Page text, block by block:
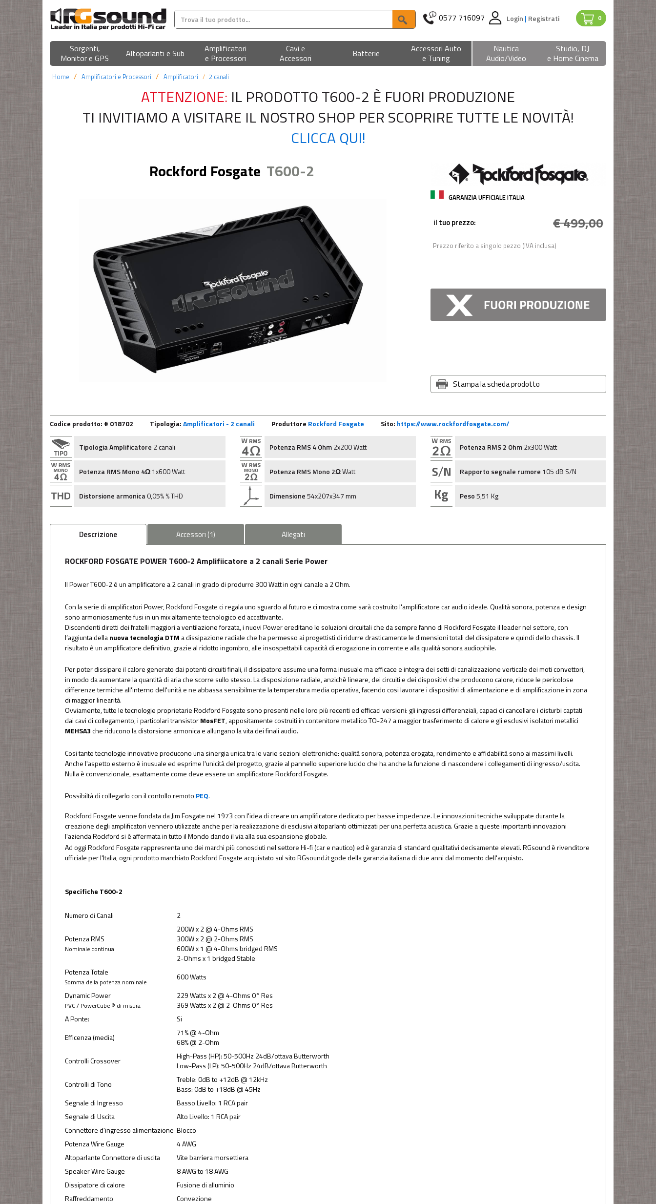
0
0577 716097 Login | Registrati
Sorgenti,
Monitor e GPS
Altoparlanti e Sub
Amplificatori
e Processori
Cavi e
Accessori
Batterie
Accessori Auto
e Tuning
Nautica
Audio/Video
Studio, DJ
e Home Cinema
Home Amplificatori e Processori Amplificatori 2 canali
ATTENZIONE: IL PRODOTTO T600-2 È FUORI PRODUZIONE
TI INVITIAMO A VISITARE IL NOSTRO SHOP PER SCOPRIRE TUTTE LE NOVITÀ!
CLICCA QUI!
Rockford Fosgate T600-2
GARANZIA UFFICIALE ITALIA
€ 499,00
il tuo prezzo:
Prezzo riferito a singolo pezzo (IVA inclusa)
Stampa la scheda prodotto
Codice prodotto: # 018702 Tipologia:Amplificatori - 2 canali Produttore Rockford Fosgate Sito: https://www.rockfordfosgate.com/
Tipologia Amplificatore 2 canali Potenza RMS 4 Ohm2x200 Watt Potenza RMS 2 Ohm2x300 Watt
Potenza RMS Mono 4Ω1x600 Watt Potenza RMS Mono 2ΩWatt Rapporto segnale rumore 105 dB S/N
Distorsione armonica0,05% % THD Dimensione54x207x347 mm Peso5,51 Kg
Descrizione Accessori (1) Allegati
ROCKFORD FOSGATE POWER T600-2 Amplifiicatore a 2 canali Serie Power
Il Power T600-2 è un amplificatore a 2 canali in grado di produrre 300 Watt in ogni canale a 2 Ohm.
Con la serie di amplificatori Power, Rockford Fosgate ci regala uno sguardo al futuro e ci mostra come sarà costruito l'amplificatore car audio ideale. Qualità sonora, potenza e design
sono armoniosamente fusi in un mix altamente tecnologico ed accattivante.
Discendenti diretti dei fratelli maggiori a ventilazione forzata, i nuovi Power ereditano le soluzioni circuitali che da sempre fanno di Rockford Fosgate il leader nel settore, con
l’aggiunta dellanuova tecnologia DTM a dissipazione radiale che ha permesso ai progettisti di ridurre drasticamente le dimensioni totali del dissipatore e quindi dello chassis. Il
risultato è un amplificatore definitivo, grazie al ridotto ingombro, alle insospettabili capacità di erogazione in corrente e alla qualità sonora audiophile.
Per poter dissipare il calore generato dai potenti circuiti finali, il dissipatore assume una forma inusuale ma efficace e integra dei setti di canalizzazione verticale dei moti convettori,
in modo da aumentare la quantità di aria che scorre sullo stesso. La disposizione radiale, anzichè lineare, dei circuiti e dei dispositivi che producono calore, riduce le pericolose
differenze termiche all'interno dell'unità e ne abbassa sensibilmente la temperatura media operativa, facendo cosi lavorare i dispositivi di alimentazione e di amplificazione in zona
di maggior linearità.
Ovviamente, tutte le tecnologie proprietarie Rockford Fosgate sono presenti nelle loro più recenti ed efficaci versioni: gli ingressi differenziali, capaci di cancellare i disturbi captati
dai cavi di collegamento, i particolari transistorMosFET, appositamente costruiti in contenitore metallico TO-247 a maggior trasferimento di calore e gli esclusivi isolatori metallici
MEHSA3che riducono la distorsione armonica e allungano la vita dei finali audio.
Cosi tante tecnologie innovative producono una sinergia unica tra le varie sezioni elettroniche: qualità sonora, potenza erogata, rendimento e affidabilità sono ai massimi livelli.
Anche l'aspetto esterno è inusuale ed esprime l'unicità del progetto, grazie al pannello superiore lucido che ha anche la funzione di nascondere i collegamenti di ingresso/uscita.
Nulla è convenzionale, esattamente come deve essere un amplificatore Rockford Fosgate.
Possibiltà di collegarlo con il contollo remoto PEQ.
Rockford Fosgate venne fondata da Jim Fosgate nel 1973 con l'idea di creare un amplificatore dedicato per basse impedenze. Le innovazioni tecniche sviluppate durante la
creazione degli amplificatori vennero utilizzate anche per la realizzazione di esclusivi altoparlanti ottimizzati per una perfetta acustica. Grazie a queste importanti innovazioni
l'azienda Rockford si è affermata in tutto il Mondo dando il via alla sua espansione globale.
Ad oggi Rockford Fosgate rappresrenta uno dei marchi più conosciuti nel settore Hi-fi (car e nautico) ed è garanzia di standard qualitativi decisamente elevati. RGsound è rivenditore
ufficiale per l'Italia, ogni prodotto marchiato Rockford Fosgate acquistato sul sito RGsound.it gode della garanzia italiana di due anni dal momento dell'acquisto.
Specifiche T600-2
Numero di Canali 2
Potenza RMS
Nominale continua
200W x 2 @ 4-Ohms RMS
300W x 2 @ 2-Ohms RMS
600W x 1 @ 4-Ohms bridged RMS
2-Ohms x 1 bridged Stable
Potenza Totale
Somma della potenza nominale
600 Watts
Dynamic Power
PVC / PowerCube ® di misura
229 Watts x 2 @ 4-Ohms 0° Res
369 Watts x 2 @ 2-Ohms 0° Res
A Ponte:
Si
Efficenza (media)
71% @ 4-Ohm
68% @ 2-Ohm
Controlli Crossover
High-Pass (HP): 50-500Hz 24dB/ottava Butterworth
Low-Pass (LP): 50-500Hz 24dB/ottava Butterworth
Controlli di Tono
Treble: 0dB to +12dB @ 12kHz
Bass: 0dB to +18dB @ 45Hz
Segnale di Ingresso
Basso Livello: 1 RCA pair
Segnale di Uscita
Alto Livello: 1 RCA pair
Connettore d'ingresso alimentazione Blocco
Potenza Wire Gauge
4 AWG
Altoparlante Connettore di uscita
Vite barriera morsettiera
Speaker Wire Gauge
8 AWG to 18 AWG
Dissipatore di calore
Fusione di alluminio
Raffreddamento
Convezione